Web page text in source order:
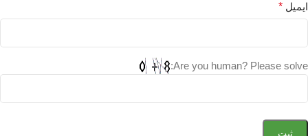
ایمیل *
Are you human? Please solve: